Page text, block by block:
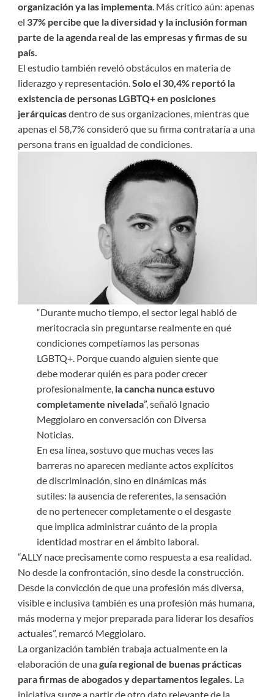
organización ya las implementa. Más crítico aún: apenas
el 37% percibe que la diversidad y la inclusión forman
parte de la agenda real de las empresas y firmas de su
país.
El estudio también reveló obstáculos en materia de
liderazgo y representación.Solo el 30,4% reportó la
existencia de personas LGBTQ+ en posiciones
jerárquicasdentro de sus organizaciones, mientras que
apenas el 58,7% consideró que su firma contrataría a una
persona trans en igualdad de condiciones.
“Durante mucho tiempo, el sector legal habló de
meritocracia sin preguntarse realmente en qué
condiciones competíamos las personas
LGBTQ+. Porque cuando alguien siente que
debe moderar quién es para poder crecer
profesionalmente, la cancha nunca estuvo
completamente nivelada”, señaló Ignacio
Meggiolaro en conversación con Diversa
Noticias.
En esa línea, sostuvo que muchas veces las
barreras no aparecen mediante actos explícitos
de discriminación, sino en dinámicas más
sutiles: la ausencia de referentes, la sensación
de no pertenecer completamente o el desgaste
que implica administrar cuánto de la propia
identidad mostrar en el ámbito laboral.
“ALLY nace precisamente como respuesta a esa realidad.
No desde la confrontación, sino desde la construcción.
Desde la convicción de que una profesión más diversa,
visible e inclusiva también es una profesión más humana,
más moderna y mejor preparada para liderar los desafíos
actuales”, remarcó Meggiolaro.
La organización también trabaja actualmente en la
elaboración de unaguía regional de buenas prácticas
para firmas de abogados y departamentos legales. La
iniciativa surge a partir de otro dato relevante de la